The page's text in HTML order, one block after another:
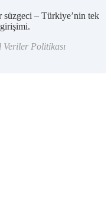
– Türkiye’nin tek
Politikası